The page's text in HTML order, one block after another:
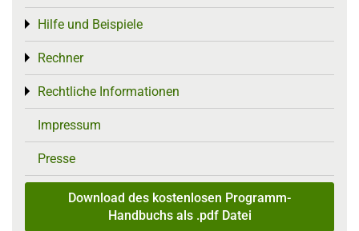
Hilfe und Beispiele
Toggle menu
Rechner
Toggle menu
Rechtliche Informationen
Toggle menu
Impressum
Presse
Download des kostenlosen Programm-
Handbuchs als .pdf Datei